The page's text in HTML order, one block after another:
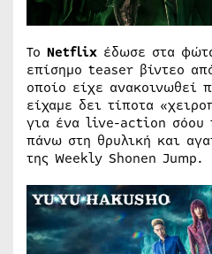
Το Netflix έδωσε στα
επίσημο teaser βίντεο
οποίο είχε ανακοινωθεί
είχαμε δει τίποτα
για ένα live-action σόου
πάνω στη θρυλική και
της Weekly Shonen Jump.